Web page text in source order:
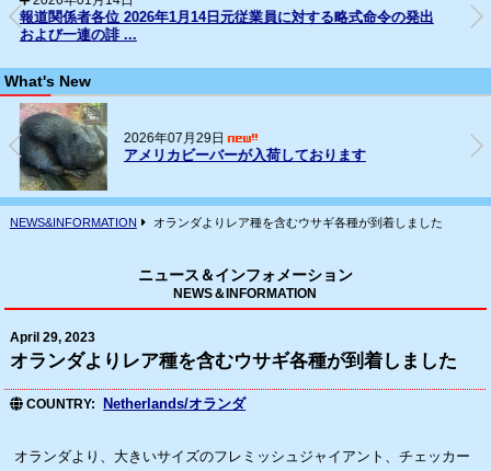
2025年12月31日
SNS上の名誉毀損行為に対する法的措置の経過について
What's New
2026年07月16日
フェレット(ヨーロッパCB)の輸入
NEWS&INFORMATION オランダよりレア種を含むウサギ各種が到着しました
ニュース＆インフォメーション
NEWS＆INFORMATION
April 29, 2023
オランダよりレア種を含むウサギ各種が到着しました
COUNTRY Netherlands/オランダ
オランダより、大きいサイズのフレミッシュジャイアント、チェッカー